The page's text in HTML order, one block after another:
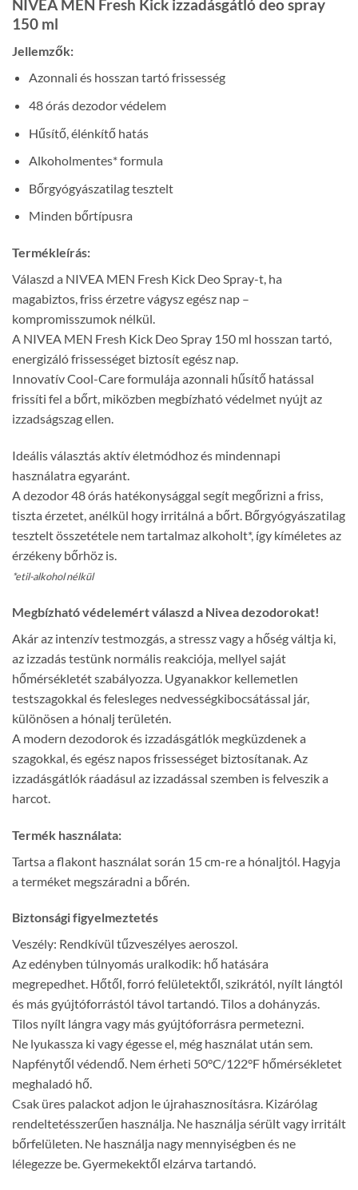
NIVEA MEN Fresh Kick izzadásgátló deo spray
150 ml
Jellemzők:
Azonnali és hosszan tartó frissesség
48 órás dezodor védelem
Hűsítő, élénkítő hatás
Alkoholmentes* formula
Bőrgyógyászatilag tesztelt
Minden bőrtípusra
Termékleírás:
Válaszd a NIVEA MEN Fresh Kick Deo Spray-t, ha
magabiztos, friss érzetre vágysz egész nap –
kompromisszumok nélkül.
A NIVEA MEN Fresh Kick Deo Spray 150 ml hosszan tartó,
energizáló frissességet biztosít egész nap.
Innovatív Cool-Care formulája azonnali hűsítő hatással
frissíti fel a bőrt, miközben megbízható védelmet nyújt az
izzadságszag ellen.
Ideális választás aktív életmódhoz és mindennapi
használatra egyaránt.
A dezodor 48 órás hatékonysággal segít megőrizni a friss,
tiszta érzetet, anélkül hogy irritálná a bőrt. Bőrgyógyászatilag
tesztelt összetétele nem tartalmaz alkoholt*, így kíméletes az
érzékeny bőrhöz is.
*etil-alkohol nélkül
Megbízható védelemért válaszd a Nivea dezodorokat!
Akár az intenzív testmozgás, a stressz vagy a hőség váltja ki,
az izzadás testünk normális reakciója, mellyel saját
hőmérsékletét szabályozza. Ugyanakkor kellemetlen
testszagokkal és felesleges nedvességkibocsátással jár,
különösen a hónalj területén.
A modern dezodorok és izzadásgátlók megküzdenek a
szagokkal, és egész napos frissességet biztosítanak. Az
izzadásgátlók ráadásul az izzadással szemben is felveszik a
harcot.
Termék használata:
Tartsa a flakont használat során 15 cm-re a hónaljtól. Hagyja
a terméket megszáradni a bőrén.
Biztonsági figyelmeztetés
Veszély: Rendkívül tűzveszélyes aeroszol.
Az edényben túlnyomás uralkodik: hő hatására
megrepedhet. Hőtől, forró felületektől, szikrától, nyílt lángtól
és más gyújtóforrástól távol tartandó. Tilos a dohányzás.
Tilos nyílt lángra vagy más gyújtóforrásra permetezni.
Ne lyukassza ki vagy égesse el, még használat után sem.
Napfénytől védendő. Nem érheti 50°C/122°F hőmérsékletet
meghaladó hő.
Csak üres palackot adjon le újrahasznosításra. Kizárólag
rendeltetésszerűen használja. Ne használja sérült vagy irritált
bőrfelületen. Ne használja nagy mennyiségben és ne
lélegezze be. Gyermekektől elzárva tartandó.